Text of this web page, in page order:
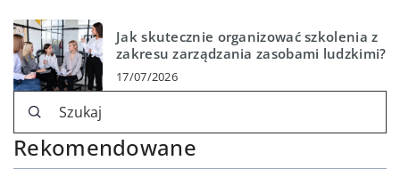
Jak skutecznie organizować szkolenia z
zakresu zarządzania zasobami ludzkimi?
17/07/2026
Rekomendowane